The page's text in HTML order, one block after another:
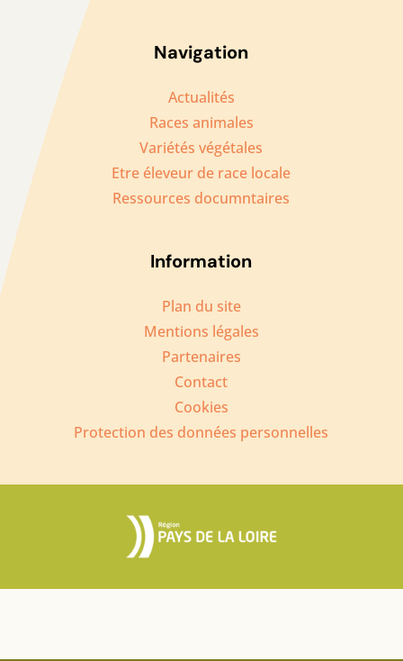
Navigation
Actualités
Races animales
Variétés végétales
Etre éleveur de race locale
Ressources documntaires
Information
Plan du site
Mentions légales
Partenaires
Contact
Cookies
Protection des données personnelles